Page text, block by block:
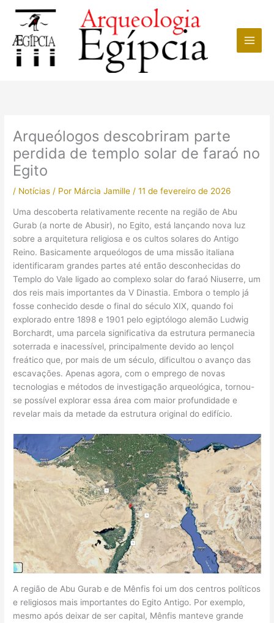
conteúdo
Arqueólogos descobriram parte
perdida de templo solar de faraó no
Egito
/ Notícias / Por Márcia Jamille /11 de fevereiro de 2026
Uma descoberta relativamente recente na região de Abu
Gurab (a norte de Abusir), no Egito, está lançando nova luz
sobre a arquitetura religiosa e os cultos solares do Antigo
Reino. Basicamente arqueólogos de uma missão italiana
identificaram grandes partes até então desconhecidas do
Templo do Vale ligado ao complexo solar do faraó Niuserre, um
dos reis mais importantes da V Dinastia. Embora o templo já
fosse conhecido desde o final do século XIX, quando foi
explorado entre 1898 e 1901 pelo egiptólogo alemão Ludwig
Borchardt, uma parcela significativa da estrutura permanecia
soterrada e inacessível, principalmente devido ao lençol
freático que, por mais de um século, dificultou o avanço das
escavações. Apenas agora, com o emprego de novas
tecnologias e métodos de investigação arqueológica, tornou-
se possível explorar essa área com maior profundidade e
revelar mais da metade da estrutura original do edifício.
A região de Abu Gurab e de Mênfis foi um dos centros políticos
e religiosos mais importantes do Egito Antigo. Por exemplo,
mesmo após deixar de ser capital, Mênfis manteve grande